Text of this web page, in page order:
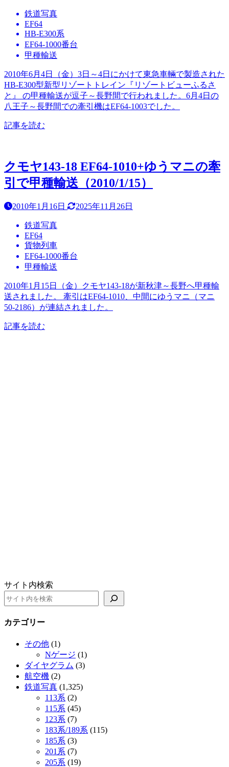
鉄道写真
EF64
HB-E300系
EF64-1000番台
甲種輸送
2010年6月4日（金）3日～4日にかけて東急車輛で製造された
HB-E300型新型リゾートトレイン『リゾートビューふるさ
と』 の甲種輸送が逗子～長野間で行われました。6月4日の
八王子～長野間での牽引機はEF64-1003でした。
記事を読む
クモヤ143-18 EF64-1010+ゆうマニの牽
引で甲種輸送（2010/1/15）
2010年1月16日 2025年11月26日
鉄道写真
EF64
貨物列車
EF64-1000番台
甲種輸送
2010年1月15日（金）クモヤ143-18が新秋津～長野へ甲種輸
送されました。 牽引はEF64-1010、中間にゆうマニ（マニ
50-2186）が連結されました。
記事を読む
サイト内検索
カテゴリー
その他 (1)
Nゲージ (1)
ダイヤグラム (3)
航空機 (2)
鉄道写真 (1,325)
113系 (2)
115系 (45)
123系 (7)
183系/189系 (115)
185系 (3)
201系 (7)
205系 (19)